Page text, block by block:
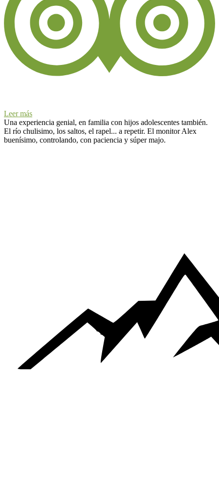
Leer más
Una experiencia genial, en familia con hijos adolescentes también.
El río chulisimo, los saltos, el rapel... a repetir. El monitor Alex
buenísimo, controlando, con paciencia y súper majo.